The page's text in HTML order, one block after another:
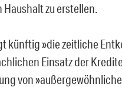
zu erstellen.
künftig »die zeitliche
Einsatz der
von